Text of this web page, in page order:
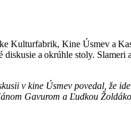
Kulturfabrik, Kine Úsmev a
a okrúhle stoly.
v kine Úsmev povedal, že
Gavurom a Ľudkou